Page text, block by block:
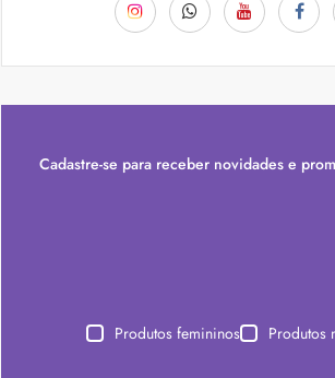
Cadastre-se para receber novidades e
Produtos femininos Produtos